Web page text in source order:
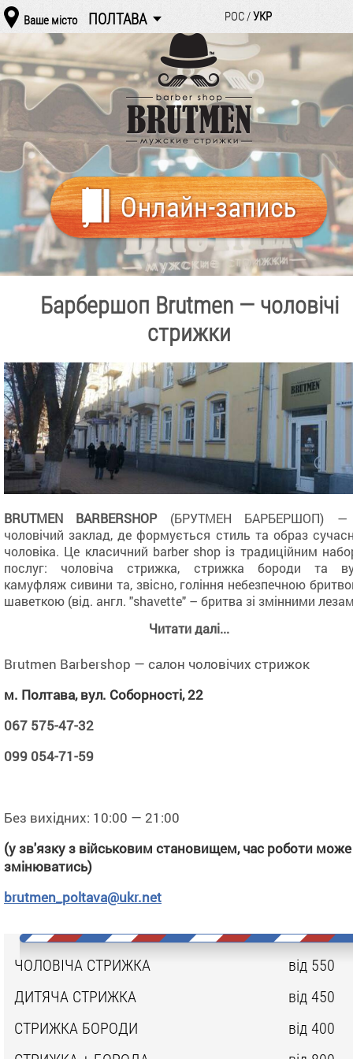
Ваше місто ПОЛТАВА РОС /УКР
Барбершоп Brutmen — чоловічі
стрижки
Читати далі...
BRUTMEN BARBERSHOP (БРУТМЕН БАРБЕРШОП)
чоловічий заклад, де формується стиль та образ
чоловіка. Це класичний barber shop із традиційним
послуг: чоловіча стрижка, стрижка бороди та
камуфляж сивини та, звісно, гоління небезпечною
шаветкою (від. англ. "shavette" – бритва зі змінними
BRUTMEN створив атмосферу розуміння
гості закладу, а близькі друзі. Брутальні чоловіки,
високими стандартами якості
свій візит через додаток для мобільних пристроїв, на
Brutmen Barbershop — салон чоловічих стрижок
м. Полтава, вул. Соборності, 22
067 575-47-32
099 054-71-59
Без вихідних: 10:00 — 21:00
(у зв'язку з військовим становищем, час роботи може
змінюватись)
brutmen_poltava@ukr.net
ЧОЛОВІЧА СТРИЖКА
від 550
ДИТЯЧА СТРИЖКА
від 450
СТРИЖКА БОРОДИ
від 400